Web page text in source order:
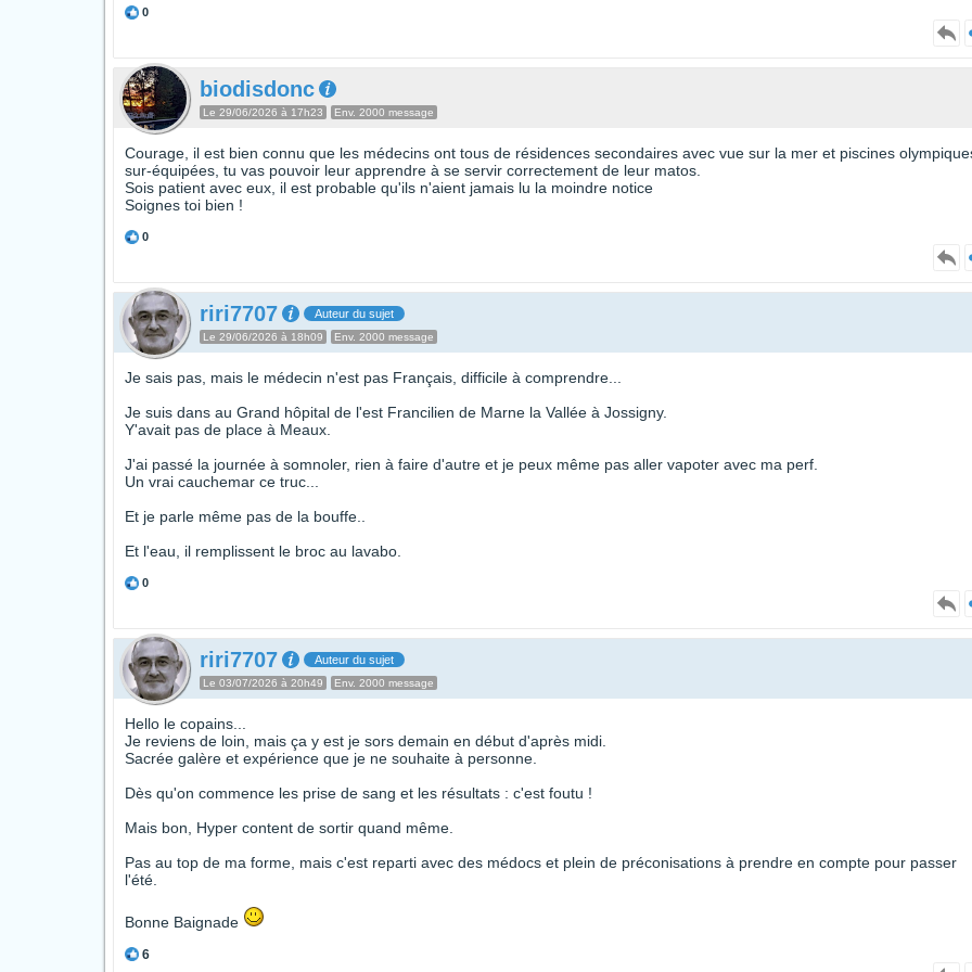
0
biodisdonc
Le 29/06/2026 à 17h23 Env. 2000 message
Courage, il est bien connu que les médecins ont tous de résidences secondaires avec vue sur la mer et piscines
sur-équipées, tu vas pouvoir leur apprendre à se servir correctement de leur matos.
Sois patient avec eux, il est probable qu'ils n'aient jamais lu la moindre notice
Soignes toi bien !
0
riri7707 Auteur du sujet
Le 29/06/2026 à 18h09 Env. 2000 message
Je sais pas, mais le médecin n'est pas Français, difficile à comprendre...
Je suis dans au Grand hôpital de l'est Francilien de Marne la Vallée à Jossigny.
Y'avait pas de place à Meaux.
J'ai passé la journée à somnoler, rien à faire d'autre et je peux même pas aller vapoter avec ma perf.
Un vrai cauchemar ce truc...
Et je parle même pas de la bouffe..
Et l'eau, il remplissent le broc au lavabo.
0
riri7707 Auteur du sujet
Le 03/07/2026 à 20h49 Env. 2000 message
Hello le copains...
Je reviens de loin, mais ça y est je sors demain en début d'après midi.
Sacrée galère et expérience que je ne souhaite à personne.
Dès qu'on commence les prise de sang et les résultats : c'est foutu !
Mais bon, Hyper content de sortir quand même.
Pas au top de ma forme, mais c'est reparti avec des médocs et plein de préconisations à prendre en compte pour passer
l'été.
Bonne Baignade
6